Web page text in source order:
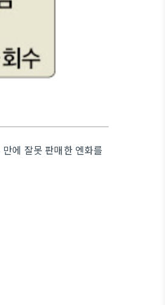
에 잘못 판매한 엔화를